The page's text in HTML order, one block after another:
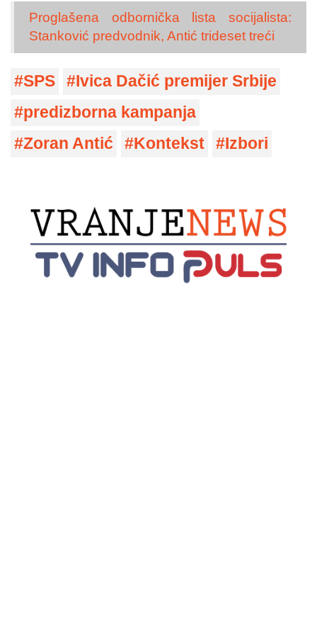
Proglašena odbornička lista socijalista:
Stanković predvodnik, Antić trideset treći
SPS
Ivica Dačić premijer Srbije
predizborna kampanja
Zoran Antić
Kontekst Izbori